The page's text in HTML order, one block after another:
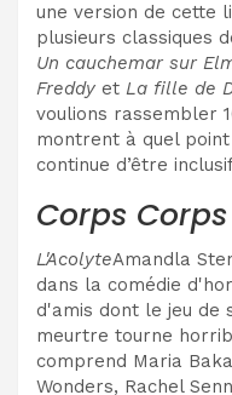
une version de cette
plusieurs classiques
Un cauchemar sur
Freddy et La fille de
voulions rassembler
montrent à quel
continue d’être
Corps
L'AcolyteAmandla
dans la comédie
d'amis dont le jeu de
meurtre tourne
comprend Maria
Wonders, Rachel